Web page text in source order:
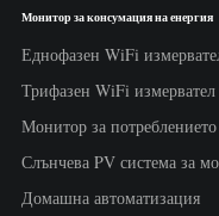
Монитор за консумация на енергия
Еднофазен WiFi
Трифазен WiFi измервател
Монитор за
Слънчева PV система за
Домашна автоматизация